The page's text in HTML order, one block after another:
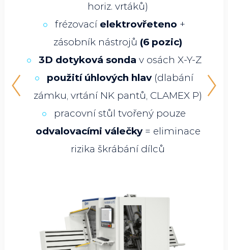
horiz. vrtáků)
frézovací elektrovřeteno +
zásobník nástrojů (6 pozic)
3D dotyková sonda v osách X-Y-Z
použití úhlových hlav(dlabání
zámku, vrtání NK pantů, CLAMEX P)
pracovní stůl tvořený pouze
odvalovacími válečky= eliminace
rizika škrábání dílců